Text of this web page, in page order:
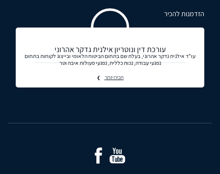
הזדמנות להכיר
עורכת דין ונוטריון אילנית גדקר אהרוני
עו"ד אילנית גדקר אהרוני, בעלת שם בתחום הביטוח הלאומי ובייצוג לקוחות בתחום
נפגעי עבודה, נכות כללית, נפגעי פעולות איבה וטר
תכירו יותר